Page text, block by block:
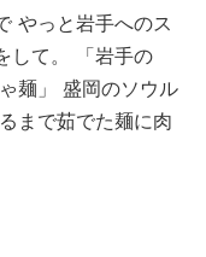
やっと岩手へのス
して。 「岩手の
麺」 盛岡のソウル
まで茹でた麺に肉